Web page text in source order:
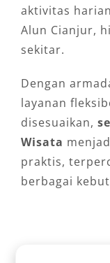
aktivitas
Alun Cianjur,
sekitar.
Dengan
layanan
disesuaikan,
Wisata
praktis,
berbagai